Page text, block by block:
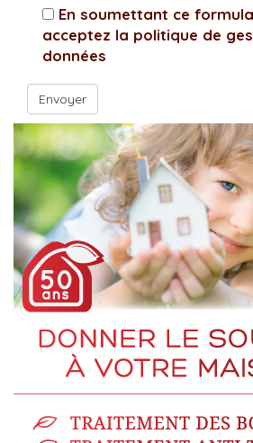
En soumettant ce
acceptez la politique de
données